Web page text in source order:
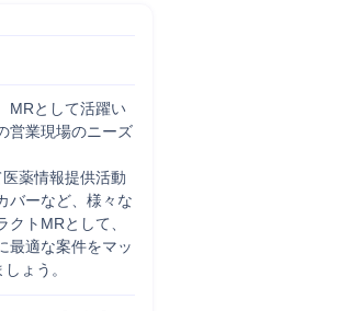
MRとして活躍い
営業現場のニーズ
薬情報提供活動
バーなど、様々な
トMRとして、
最適な案件をマッ
ょう。